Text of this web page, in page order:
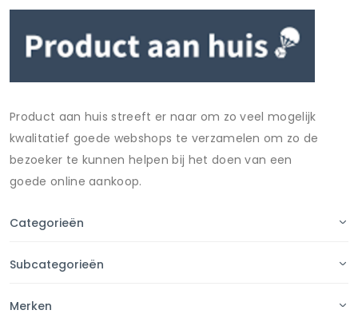
Product aan huis streeft er naar om zo veel mogelijk
kwalitatief goede webshops te verzamelen om zo de
bezoeker te kunnen helpen bij het doen van een
goede online aankoop.
Categorieën
Subcategorieën
Merken